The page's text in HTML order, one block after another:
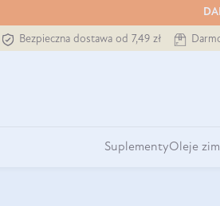
Bezpieczna dostawa od 7,49 zł
SuplementyOleje